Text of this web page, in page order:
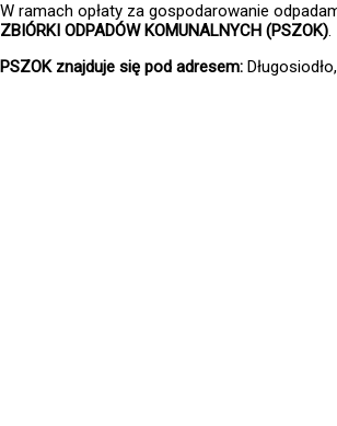
W ramach opłaty za gospodarowanie
ZBIÓRKI ODPADÓW KOMUNALNYCH (PSZOK).
PSZOK znajduje się pod adresem: